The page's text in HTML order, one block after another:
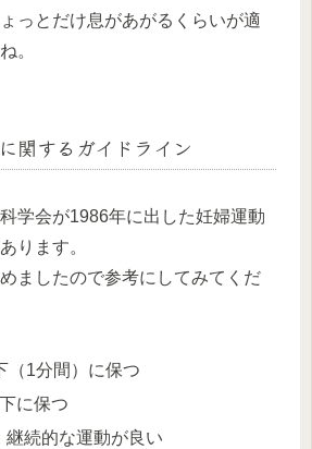
っとだけ息があがるくらいが適
。
関するガイドライン
学会が1986年に出した妊婦運動
ります。
ましたので参考にしてみてくだ
（1分間）に保つ
に保つ
継続的な運動が良い